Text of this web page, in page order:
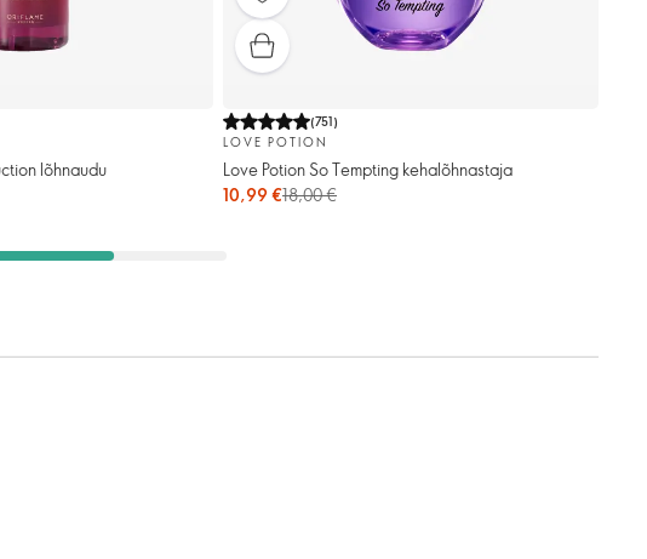
lõhnaudu
(751)
LOVE POTION
Love Potion So Tempting kehalõhnastaja
10,99 €18,00 €